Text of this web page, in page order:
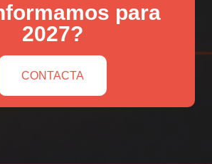
para
2027?
CONTACTA